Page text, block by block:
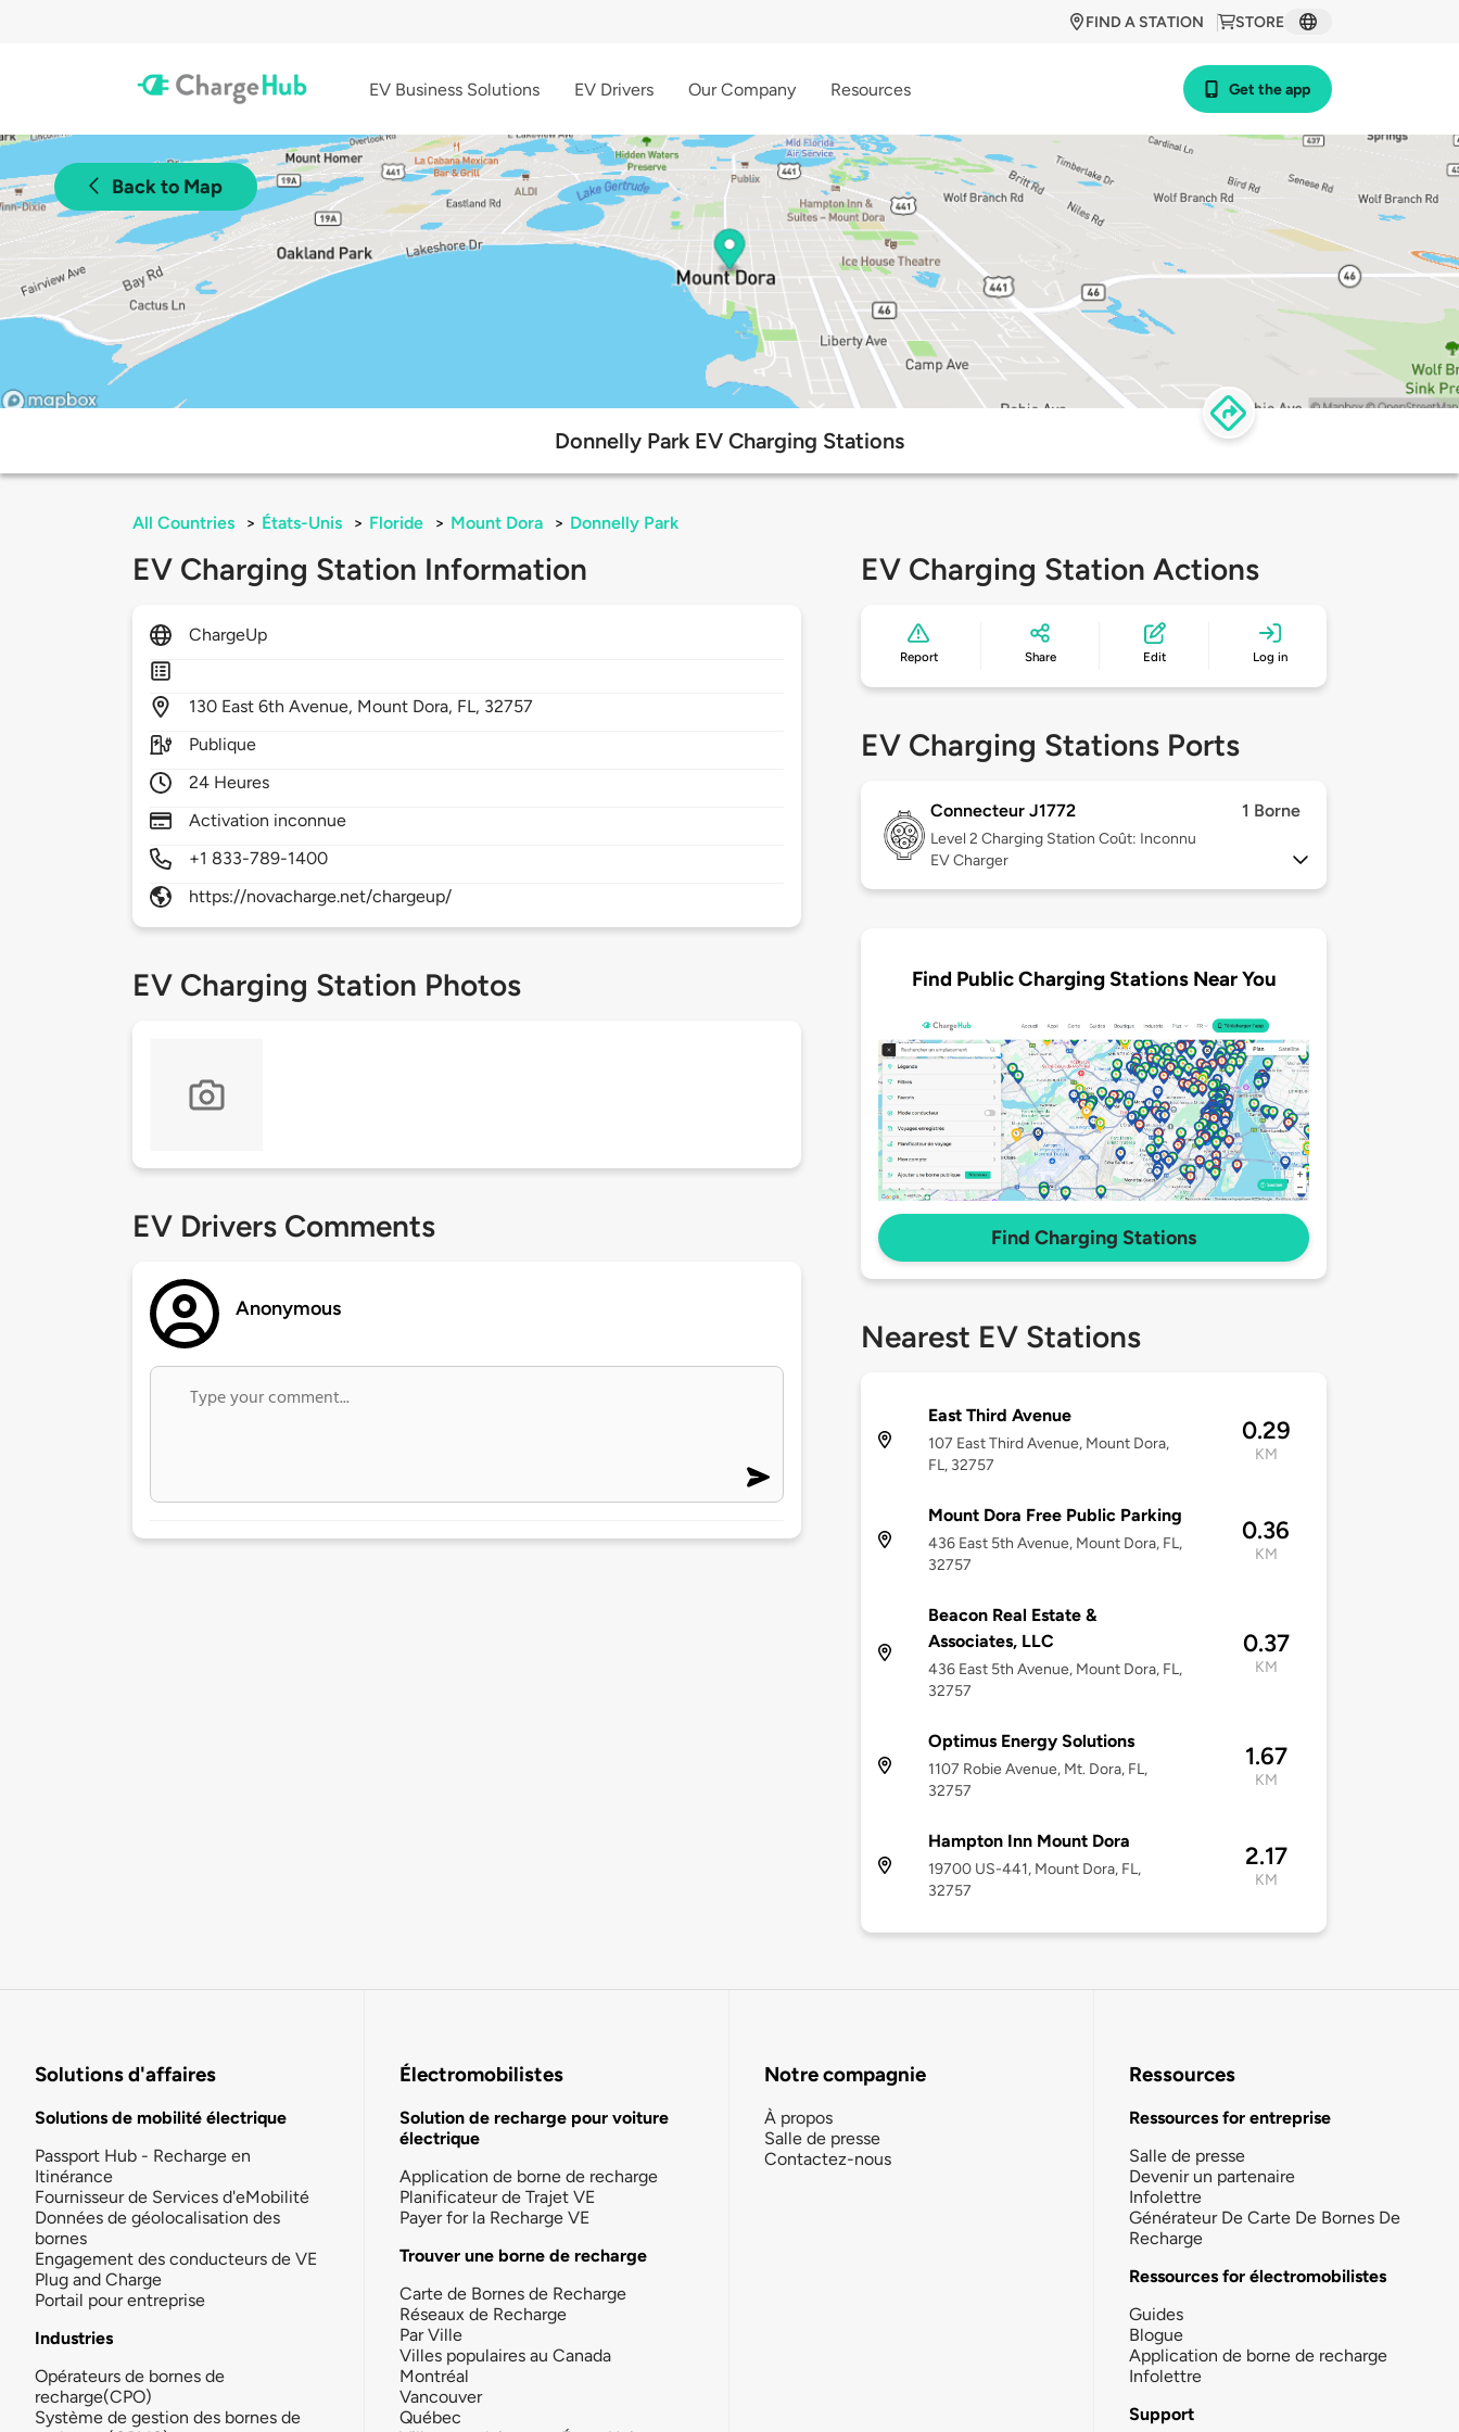
STORE
FIND A STATION
EV Business Solutions EV Drivers Our Company Resources Get the app
Back to Map
Donnelly Park EV Charging Stations
All Countries > États-Unis > Floride > Mount Dora > Donnelly Park
EV Charging Station Information
ChargeUp
130 East 6th Avenue, Mount Dora, FL, 32757
Publique
24 Heures
Activation inconnue
+1 833-789-1400
https://novacharge.net/chargeup/
EV Charging Station Photos
EV Drivers Comments
Anonymous
EV Charging Station Actions
Report Share Edit Log in
EV Charging Stations Ports
Connecteur J1772 1 Borne
Level 2 Charging Station Coût: Inconnu
EV Charger
Find Public Charging Stations Near You
Find Charging Stations
Nearest EV Stations
East Third Avenue
107 East Third Avenue, Mount Dora,
FL, 32757
0.29
KM
Mount Dora Free Public Parking
436 East 5th Avenue, Mount Dora, FL,
32757
0.36
KM
Beacon Real Estate &
Associates, LLC
436 East 5th Avenue, Mount Dora, FL,
32757
0.37
KM
Optimus Energy Solutions
1107 Robie Avenue, Mt. Dora, FL,
32757
1.67
KM
Hampton Inn Mount Dora
19700 US-441, Mount Dora, FL,
32757
2.17
KM
Solutions d'affaires
Solutions de mobilité électrique
Passport Hub - Recharge en
Itinérance
Fournisseur de Services d'eMobilité
Données de géolocalisation des
bornes
Engagement des conducteurs de VE
Plug and Charge
Portail pour entreprise
Industries
Opérateurs de bornes de
recharge(CPO)
Système de gestion des bornes de
Électromobilistes
Solution de recharge pour voiture
électrique
Application de borne de recharge
Planificateur de Trajet VE
Payer for la Recharge VE
Trouver une borne de recharge
Carte de Bornes de Recharge
Réseaux de Recharge
Par Ville
Villes populaires au Canada
Montréal
Vancouver
Québec
Notre compagnie
À propos
Salle de presse
Contactez-nous
Ressources
Ressources for entreprise
Salle de presse
Devenir un partenaire
Infolettre
Générateur De Carte De Bornes De
Recharge
Ressources for électromobilistes
Guides
Blogue
Application de borne de recharge
Infolettre
Support